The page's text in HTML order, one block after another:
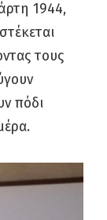
1944,
τους
πόδι